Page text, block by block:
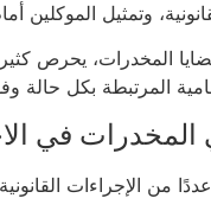
وتمثيل الموكلين
المخدرات، يحرص
المرتبطة بكل حالة
المخدرات في
الإجراءات القانونية